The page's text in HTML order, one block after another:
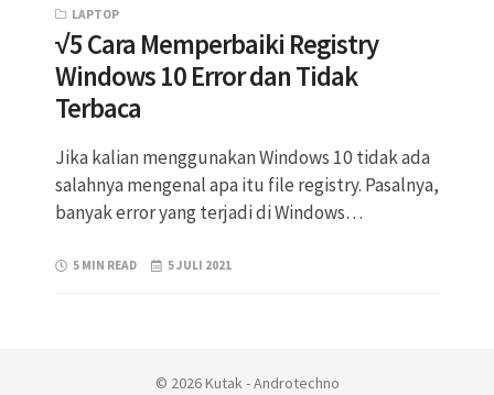
LAPTOP
√5 Cara Memperbaiki Registry
Windows 10 Error dan Tidak
Terbaca
Jika kalian menggunakan Windows 10 tidak ada
salahnya mengenal apa itu file registry. Pasalnya,
banyak error yang terjadi di Windows…
5 MIN READ 5 JULI 2021
© 2026 Kutak - Androtechno